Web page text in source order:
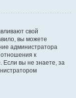
свой
вы можете
администратора
к
вы не знаете, за